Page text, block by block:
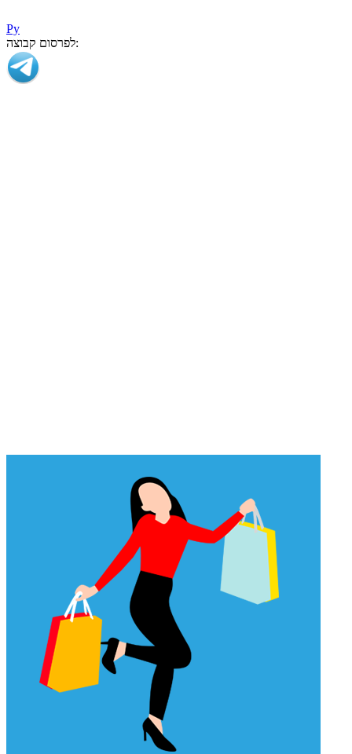
Ру
לפרסום קבוצה: